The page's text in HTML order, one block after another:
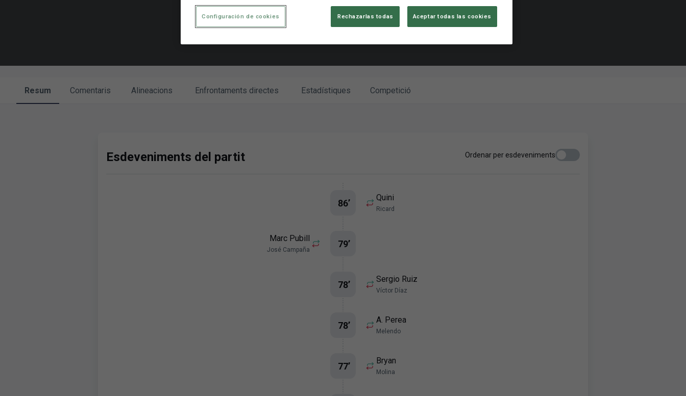
Resum Comentaris Alineacions Enfrontaments directes Estadístiques Competició
Esdeveniments del partit Ordenar per esdeveniments
Quini
Ricard
86’
Marc Pubill
José Campaña
79’
Sergio Ruiz
Víctor Díaz
78’
A. Perea
Melendo
78’
Bryan
Molina
77’
Rechazarlas todas Aceptar todas las cookies
Configuración de cookies